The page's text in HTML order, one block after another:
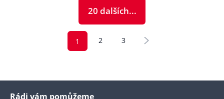
20 dalších...
1 2 3
Rádi vám pomůžeme